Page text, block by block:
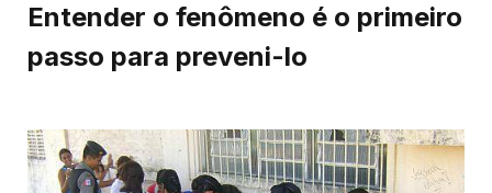
Entender o fenômeno é o primeiro
passo para preveni-lo